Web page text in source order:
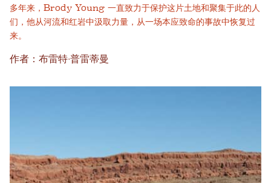
多年来，Brody Young 一直致力于保护这片土地和聚集于此的人
们，他从河流和红岩中汲取力量，从一场本应致命的事故中恢复过
来。
作者：布雷特·普雷蒂曼